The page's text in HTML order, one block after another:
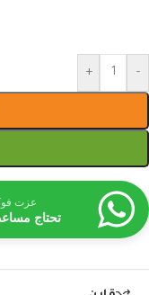
-
+
عزت
تحتاج